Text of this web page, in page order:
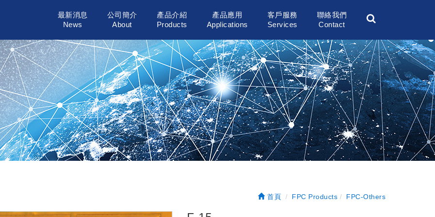
最新消息
News
公司簡介
About
產品介紹
Products
產品應用
Applications
客戶服務
Services
聯絡我們
Contact
首頁 FPC Products FPC-Others